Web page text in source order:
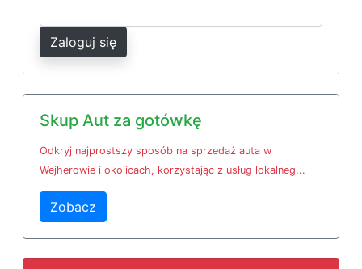
Zaloguj się
Skup Aut za gotówkę
Odkryj najprostszy sposób na sprzedaż auta w
Wejherowie i okolicach, korzystając z usług lokalneg...
Zobacz